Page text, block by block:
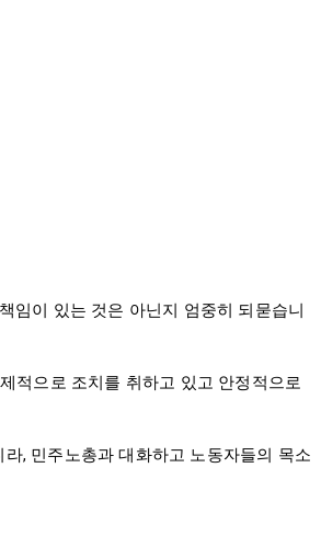
임이 있는 것은 아닌지 엄중히 되묻습니
적으로 조치를 취하고 있고 안정적으로
, 민주노총과 대화하고 노동자들의 목소